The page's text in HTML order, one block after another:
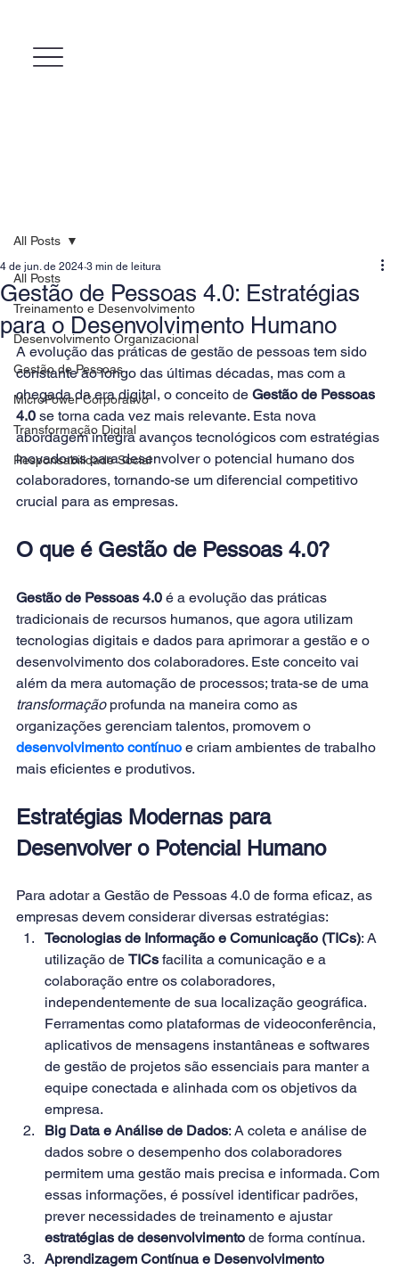
All Posts
Treinamento e Desenvolvimento
Desenvolvimento Organizacional
Gestão de Pessoas
MicroPower Corporativo
Transformação Digital
Responsabilidade Social
All Posts
Gestão de Pessoas 4.0: Estratégias
para o Desenvolvimento Humano
4 de jun. de 2024 3 min de leitura
A evolução das práticas de gestão de pessoas tem sido
constante ao longo das últimas décadas, mas com a
chegada da era digital, o conceito de Gestão de Pessoas
4.0 se torna cada vez mais relevante. Esta nova
abordagem integra avanços tecnológicos com estratégias
inovadoras para desenvolver o potencial humano dos
colaboradores, tornando-se um diferencial competitivo
crucial para as empresas.
O que é Gestão de Pessoas 4.0?
Gestão de Pessoas 4.0 é a evolução das práticas
tradicionais de recursos humanos, que agora utilizam
tecnologias digitais e dados para aprimorar a gestão e o
desenvolvimento dos colaboradores. Este conceito vai
além da mera automação de processos; trata-se de uma
transformação profunda na maneira como as
organizações gerenciam talentos, promovem o
desenvolvimento contínuo e criam ambientes de trabalho
mais eficientes e produtivos.
Estratégias Modernas para
Desenvolver o Potencial Humano
Para adotar a Gestão de Pessoas 4.0 de forma eficaz, as
empresas devem considerar diversas estratégias:
Tecnologias de Informação e Comunicação (TICs): A
utilização de TICs facilita a comunicação e a
colaboração entre os colaboradores,
independentemente de sua localização geográfica.
Ferramentas como plataformas de videoconferência,
aplicativos de mensagens instantâneas e softwares
de gestão de projetos são essenciais para manter a
equipe conectada e alinhada com os objetivos da
empresa.
Big Data e Análise de Dados: A coleta e análise de
dados sobre o desempenho dos colaboradores
permitem uma gestão mais precisa e informada. Com
essas informações, é possível identificar padrões,
prever necessidades de treinamento e ajustar
estratégias de desenvolvimento de forma contínua.
Aprendizagem Contínua e Desenvolvimento